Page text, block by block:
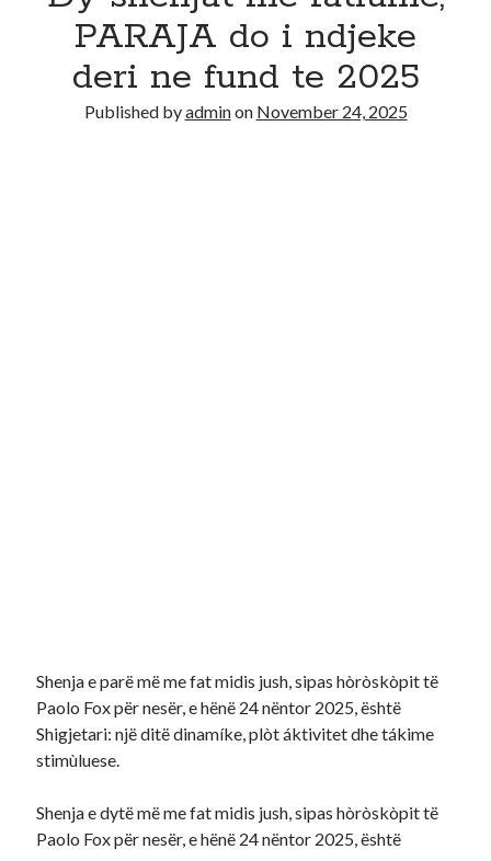
PARAJA do i ndjeke
deri ne fund te 2025
Published byadminon November 24, 2025
Shenja e parë më me fat midis jush, sipas hòròskòpit të
Paolo Fox për nesër, e hënë 24 nëntor 2025, është
Shigjetari: një ditë dinamíke, plòt áktivitet dhe tákime
stimùluese.
Shenja e dytë më me fat midis jush, sipas hòròskòpit të
Paolo Fox për nesër, e hënë 24 nëntor 2025, është